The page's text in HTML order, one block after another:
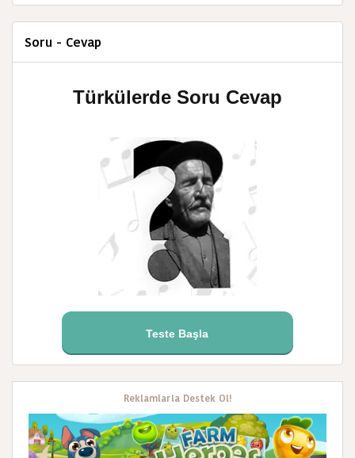
Soru - Cevap
Türkülerde Soru Cevap
Teste Başla
Reklamlarla Destek Ol!